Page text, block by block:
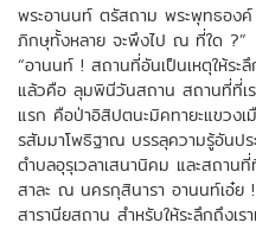
พระอานนท์ ตรัสถาม พระพุทธอง
ภิกษุทั้งหลาย จะพึงไป ณ ที่ใด ?”
“อานนท์ ! สถานที่อันเป็นเหตุให้ระ
แล้วคือ ลุมพินีวันสถาน สถานที่ที่เ
แรก คือป่าอิสิปตนะมิคทายะแขวง
รสัมมาโพธิฐาณ บรรลุความรู้อันป
ตำบลอุรุเวลาเสนานิคม และสถา
สาละ ณ นครกุสินารา อานนท์เอ๋ย
สารานียสถาน สำหรับให้ระลึกถึงเร